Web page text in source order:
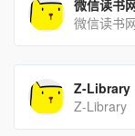
微信读书
Z-Library
Z-Library